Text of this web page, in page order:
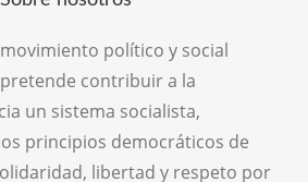
político y social
contribuir a la
un sistema socialista,
principios democráticos de
libertad y respeto por